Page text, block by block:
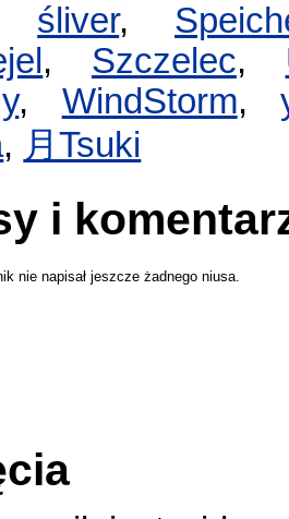
śliver,
, Szczelec,
, WindStorm,
, 月Tsuki
i
nie napisał jeszcze żadnego niusa.